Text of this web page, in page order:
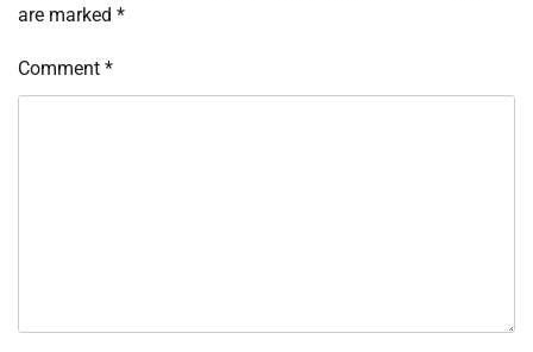
are marked *
Comment *